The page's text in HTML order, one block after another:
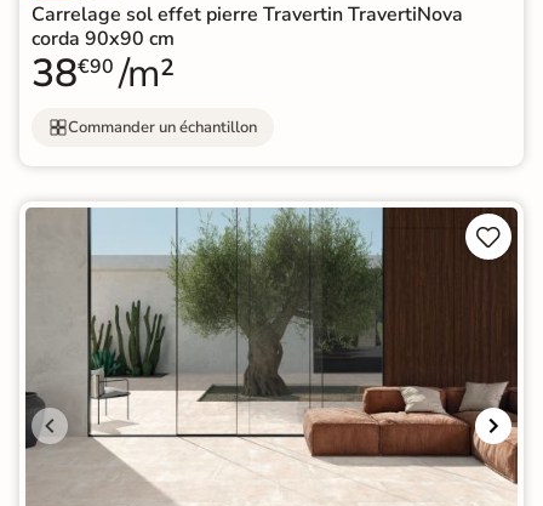
Carrelage sol effet pierre Travertin TravertiNova
corda 90x90 cm
38€90 /m²
Commander un échantillon

